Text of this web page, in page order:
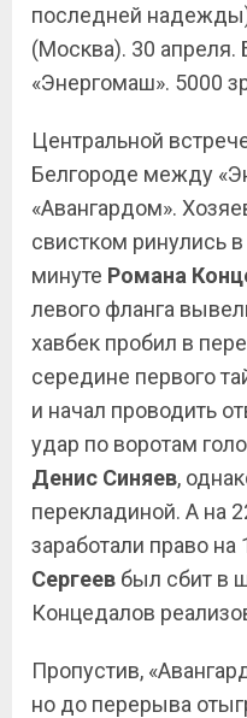
последней
(Москва). 30 апреля.
«Энергомаш». 5000
Центральной
Белгороде между
«Авангардом».
свистком ринулись
минуте Романа
левого фланга
хавбек пробил в
середине первого
и начал проводить
удар по воротам
Денис Синяев,
перекладиной. А на
заработали право
Сергеев был сбит в
Концедалов
Пропустив,
но до перерыва